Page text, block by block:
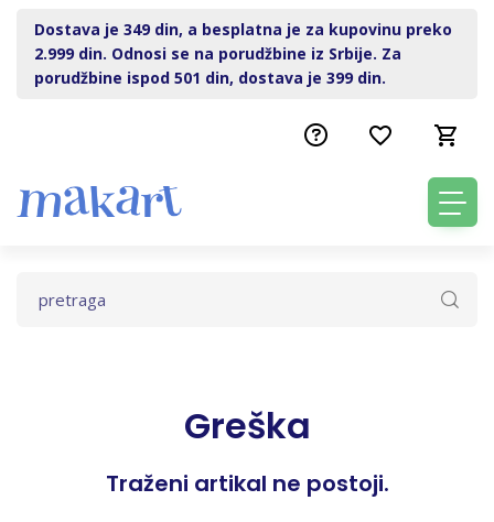
Dostava je 349 din, a besplatna je za kupovinu preko
2.999 din. Odnosi se na porudžbine iz Srbije. Za
porudžbine ispod 501 din, dostava je 399 din.
Greška
Traženi artikal ne postoji.